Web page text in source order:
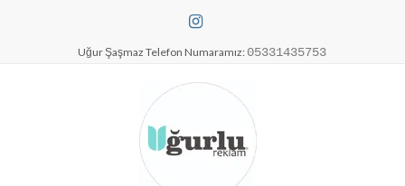
Uğur Şaşmaz Telefon Numaramız: 05331435753